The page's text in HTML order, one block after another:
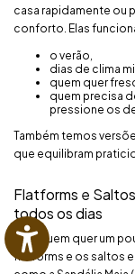
casa rapidamente ou
conforto. Elas
o verão,
dias de clima
quem quer
quem precisa
pressione os
Também temos
que equilibram
Flatforms e
todos os dias
Para quem quer um
flatforms e os saltos